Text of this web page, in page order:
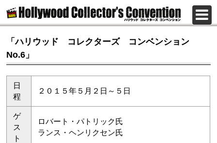
「ハリウッド コレクターズ コンベンション
No.6」
日
程
２０１５年５月２日～５日
ゲ
ス
ト
ロバート・パトリック氏
ランス・ヘンリクセン氏